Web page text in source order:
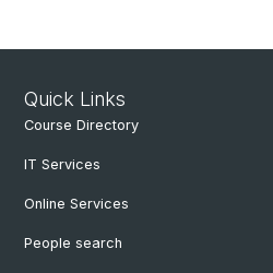
Quick Links
Course Directory
IT Services
Online Services
People search